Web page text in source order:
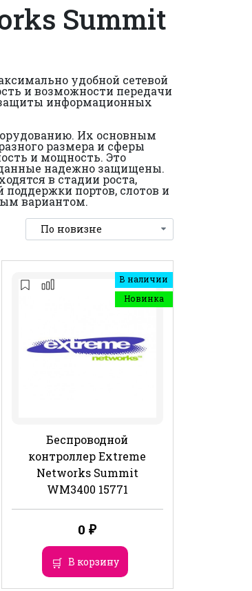
Summit
удобной сетевой
и возможности передачи
защиты информационных
Их основным
размера и сферы
и мощность. Это
данные надежно защищены.
в стадии роста,
портов, слотов и
вариантом.
В наличии
Новинка
Беспроводной
контроллер Extreme
Networks Summit
WM3400 15771
0₽
В корзину